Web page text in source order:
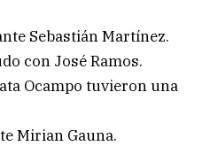
Sebastián Martínez.
con José Ramos.
Ocampo tuvieron una
Mirian Gauna.